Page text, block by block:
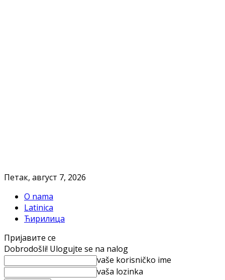
Петак, август 7, 2026
O nama
Latinica
Ћирилица
Пријавите се
Dobrodošli! Ulogujte se na nalog
vaše korisničko ime
vaša lozinka